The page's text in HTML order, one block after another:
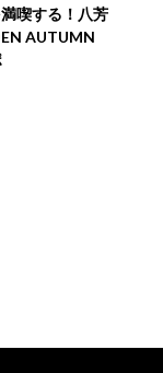
喫する！八芳
AUTUMN